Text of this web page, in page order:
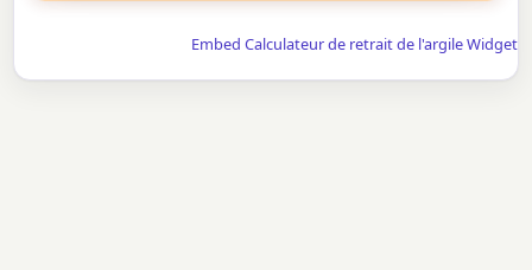
Embed Calculateur de retrait de l'argile Widget